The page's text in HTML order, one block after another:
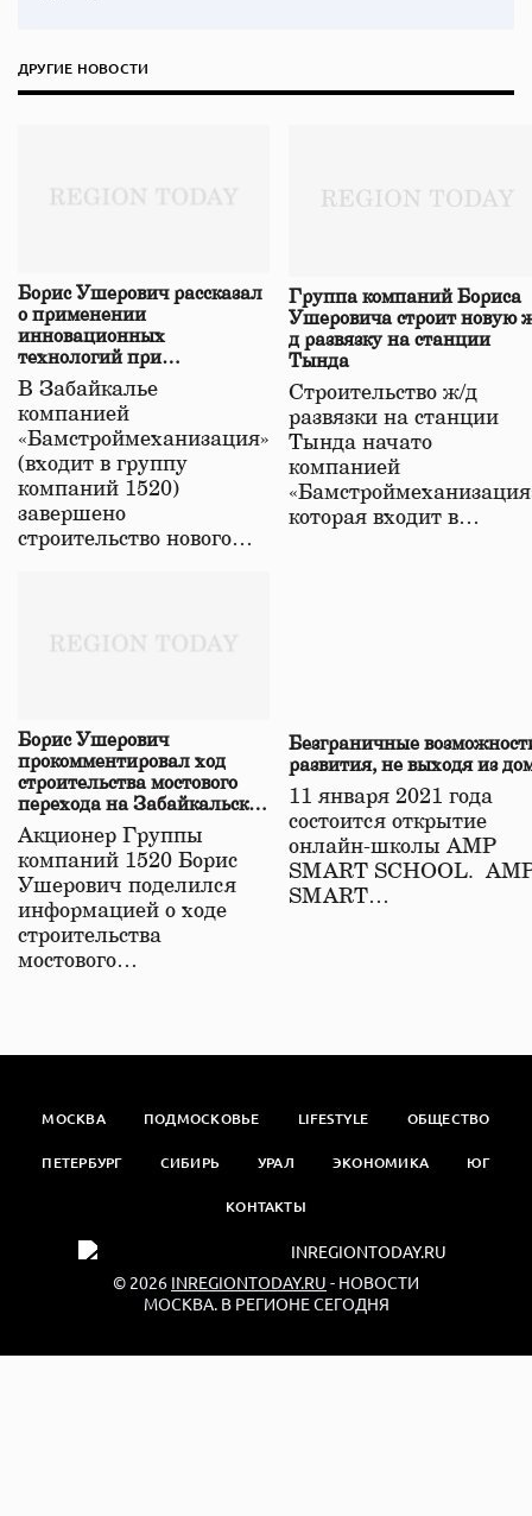
ДРУГИЕ НОВОСТИ
Борис Ушерович рассказал
о применении
инновационных
технологий при
строительстве нового моста
в Забайкалье
В Забайкалье
компанией
«Бамстроймеханизация»
(входит в группу
компаний 1520)
завершено
строительство нового…
Группа компаний Бориса
Ушеровича строит новую
д развязку на станции
Тында
Строительство ж/д
развязки на станции
Тында начато
компанией
которая входит в…
Борис Ушерович
прокомментировал ход
строительства мостового
перехода на Забайкальской
железной дороге
Акционер Группы
компаний 1520 Борис
Ушерович поделился
информацией о ходе
строительства
мостового…
Безграничные
развития, не выходя из
11 января 2021 года
состоится открытие
онлайн-школы АМР
SMART SCHOOL.
SMART…
МОСКВА ПОДМОСКОВЬЕ LIFESTYLE ОБЩЕСТВО
ПЕТЕРБУРГ СИБИРЬ УРАЛ ЭКОНОМИКА ЮГ
КОНТАКТЫ
© 2026 INREGIONTODAY.RU - НОВОСТИ
МОСКВА. В РЕГИОНЕ СЕГОДНЯ